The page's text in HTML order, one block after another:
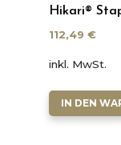
Hikari®
112,49 €
inkl. MwSt.
IN DEN